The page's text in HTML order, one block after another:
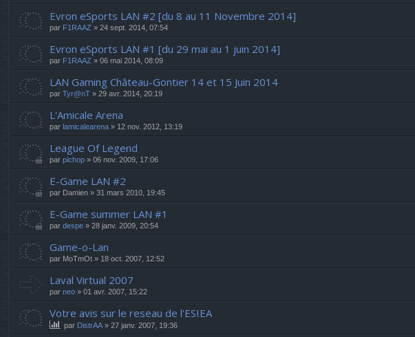
Evron eSports LAN #2 [du 8 au 11 Novembre 2014]
par F1RAAZ » 24 sept. 2014, 07:54
Evron eSports LAN #1 [du 29 mai au 1 juin 2014]
par F1RAAZ » 06 mai 2014, 08:09
LAN Gaming Château-Gontier 14 et 15 Juin 2014
par Tyr@nT » 29 avr. 2014, 20:19
L'Amicale Arena
par lamicalearena » 12 nov. 2012, 13:19
League Of Legend
par pichop » 06 nov. 2009, 17:06
E-Game LAN #2
par Damien » 31 mars 2010, 19:45
E-Game summer LAN #1
par despe » 28 janv. 2009, 20:54
Game-o-Lan
par MoTmOt » 18 oct. 2007, 12:52
Laval Virtual 2007
par neo » 01 avr. 2007, 15:22
Votre avis sur le reseau de l'ESIEA
par DistrAA » 27 janv. 2007, 19:36